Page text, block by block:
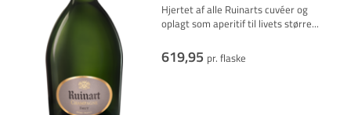
Hjertet af alle Ruinarts cuvéer og
oplagt som aperitif til livets større...
619,95 pr. flaske